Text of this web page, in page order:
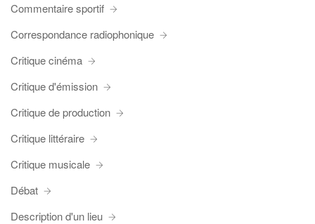
Commentaire sportif
Correspondance radiophonique
Critique cinéma
Critique d'émission
Critique de production
Critique littéraire
Critique musicale
Débat
Description d'un lieu